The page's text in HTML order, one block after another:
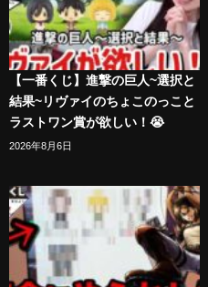
【一番くじ】進撃の巨人~選択と
結果~リヴァイのちょこのっこと
ラストワン賞が欲しい！😭
2026年8月6日